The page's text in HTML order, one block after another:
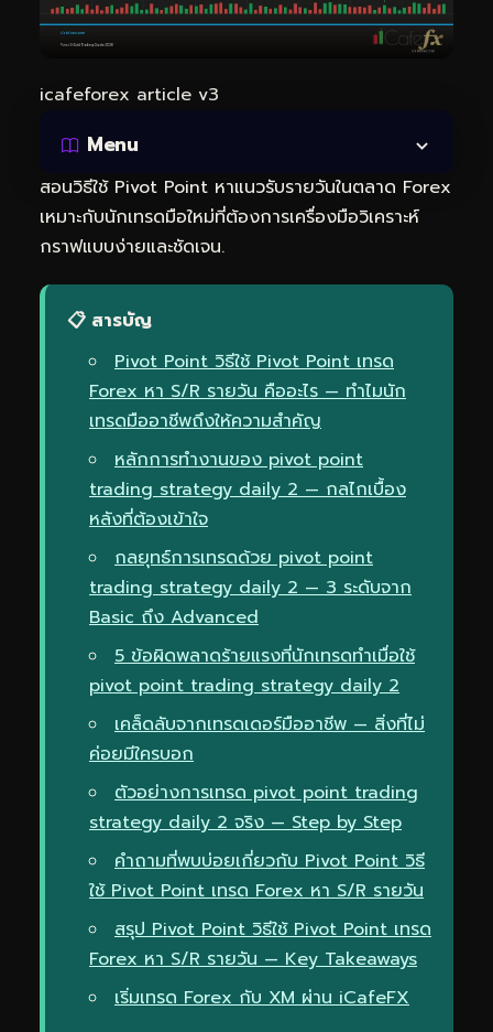
icafeforex article v3
Menu
สอนวิธีใช้ Pivot Point หาแนวรับรายวันในตลาด Forex
เหมาะกับนักเทรดมือใหม่ที่ต้องการเครื่องมือวิเคราะห์
กราฟแบบง่ายและชัดเจน.
📋 สารบัญ
Pivot Point วิธีใช้ Pivot Point เทรด
Forex หา S/R รายวัน คืออะไร — ทำไมนัก
เทรดมืออาชีพถึงให้ความสำคัญ
หลักการทำงานของ pivot point
trading strategy daily 2 — กลไกเบื้อง
หลังที่ต้องเข้าใจ
กลยุทธ์การเทรดด้วย pivot point
trading strategy daily 2 — 3 ระดับจาก
Basic ถึง Advanced
5 ข้อผิดพลาดร้ายแรงที่นักเทรดทำเมื่อใช้
pivot point trading strategy daily 2
เคล็ดลับจากเทรดเดอร์มืออาชีพ — สิ่งที่ไม่
ค่อยมีใครบอก
ตัวอย่างการเทรด pivot point trading
strategy daily 2 จริง — Step by Step
คำถามที่พบบ่อยเกี่ยวกับ Pivot Point วิธี
ใช้ Pivot Point เทรด Forex หา S/R รายวัน
สรุป Pivot Point วิธีใช้ Pivot Point เทรด
Forex หา S/R รายวัน — Key Takeaways
เริ่มเทรด Forex กับ XM ผ่าน iCafeFX